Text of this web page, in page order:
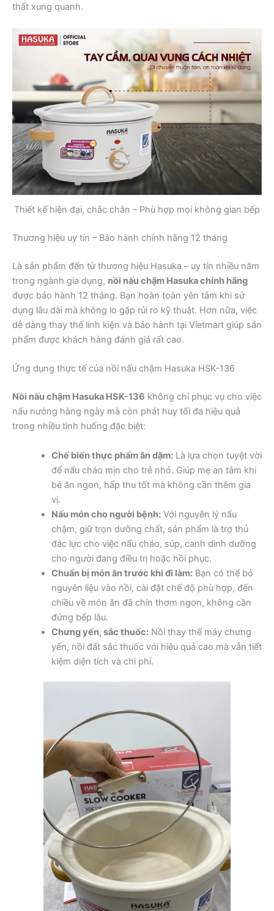
thất xung quanh.
Thiết kế hiện đại, chắc chắn – Phù hợp mọi không gian bếp
Thương hiệu uy tín – Bảo hành chính hãng 12 tháng
Là sản phẩm đến từ thương hiệu Hasuka – uy tín nhiều năm
trong ngành gia dụng, nồi nấu chậm Hasuka chính hãng
được bảo hành 12 tháng. Bạn hoàn toàn yên tâm khi sử
dụng lâu dài mà không lo gặp rủi ro kỹ thuật. Hơn nữa, việc
dễ dàng thay thế linh kiện và bảo hành tại Vietmart giúp sản
phẩm được khách hàng đánh giá rất cao.
Ứng dụng thực tế của nồi nấu chậm Hasuka HSK-136
Nồi nấu chậm Hasuka HSK-136 không chỉ phục vụ cho việc
nấu nướng hàng ngày mà còn phát huy tối đa hiệu quả
trong nhiều tình huống đặc biệt:
Chế biến thực phẩm ăn dặm:Là lựa chọn tuyệt vời
để nấu cháo mịn cho trẻ nhỏ. Giúp mẹ an tâm khi
bé ăn ngon, hấp thu tốt mà không cần thêm gia
vị.
Nấu món cho người bệnh:Với nguyên lý nấu
chậm, giữ trọn dưỡng chất, sản phẩm là trợ thủ
đắc lực cho việc nấu cháo, súp, canh dinh dưỡng
cho người đang điều trị hoặc hồi phục.
Chuẩn bị món ăn trước khi đi làm:Bạn có thể bỏ
nguyên liệu vào nồi, cài đặt chế độ phù hợp, đến
chiều về món ăn đã chín thơm ngon, không cần
đứng bếp lâu.
Chưng yến, sắc thuốc:Nồi thay thế máy chưng
yến, nồi đất sắc thuốc với hiệu quả cao mà vẫn tiết
kiệm diện tích và chi phí.